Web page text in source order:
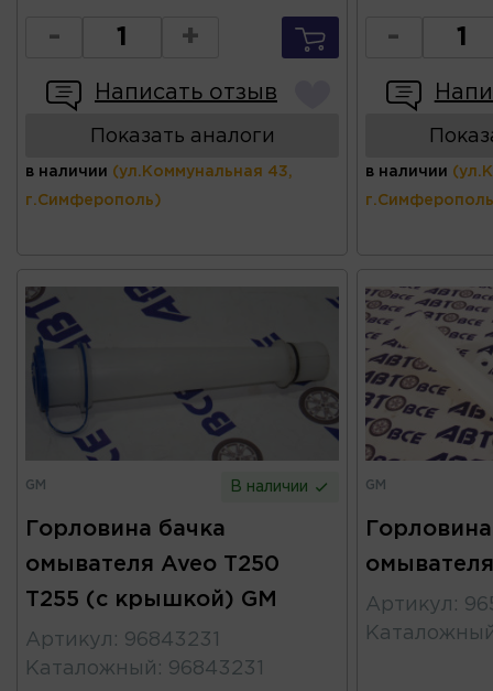
- +
Написать отзыв
Показать аналоги
в наличии (ул.Коммунальная 43,
г.Симферополь)
-
в наличии
GM В наличии
Горловина бачка
омывателя Aveo T250
T255 (с крышкой) GM
Артикул : 96843231
Каталожный : 96843231
GM
Артикул :